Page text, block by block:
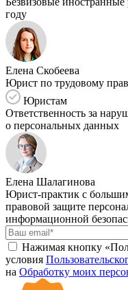
году
Елена Скобеева
Юрист по трудовому
Юристам
Ответственность за
о персональных данных
Елена Шалагинова
Юрист-практик с
правовой защите
информационной
Нажимая кнопку
условия
на Обработку моих